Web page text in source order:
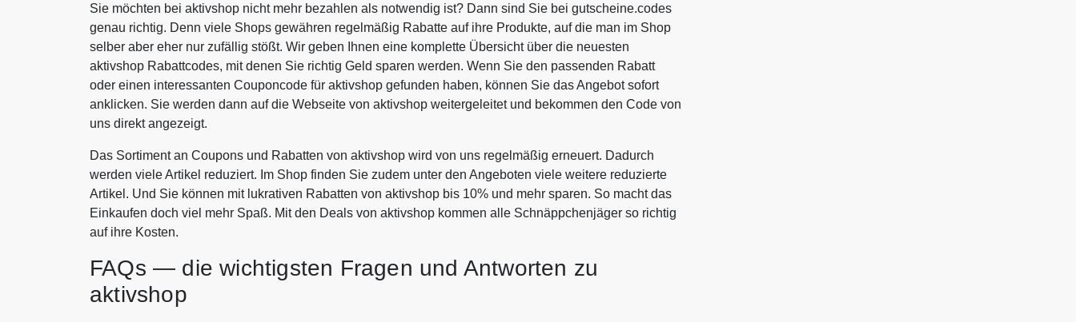
Sie möchten bei aktivshop nicht mehr bezahlen als notwendig ist? Dann sind Sie bei gutscheine.codes
genau richtig. Denn viele Shops gewähren regelmäßig Rabatte auf ihre Produkte, auf die man im Shop
selber aber eher nur zufällig stößt. Wir geben Ihnen eine komplette Übersicht über die neuesten
aktivshop Rabattcodes, mit denen Sie richtig Geld sparen werden. Wenn Sie den passenden Rabatt
oder einen interessanten Couponcode für aktivshop gefunden haben, können Sie das Angebot sofort
anklicken. Sie werden dann auf die Webseite von aktivshop weitergeleitet und bekommen den Code von
uns direkt angezeigt.
Das Sortiment an Coupons und Rabatten von aktivshop wird von uns regelmäßig erneuert. Dadurch
werden viele Artikel reduziert. Im Shop finden Sie zudem unter den Angeboten viele weitere reduzierte
Artikel. Und Sie können mit lukrativen Rabatten von aktivshop bis 10% und mehr sparen. So macht das
Einkaufen doch viel mehr Spaß. Mit den Deals von aktivshop kommen alle Schnäppchenjäger so richtig
auf ihre Kosten.
FAQs — die wichtigsten Fragen und Antworten zu
aktivshop